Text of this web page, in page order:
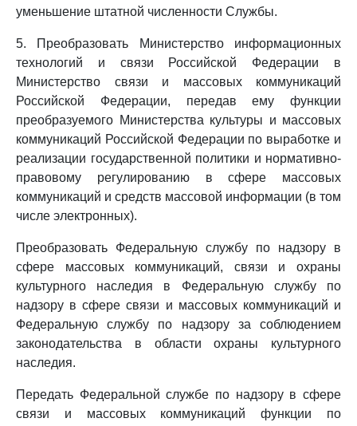
уменьшение штатной численности Службы.
5. Преобразовать Министерство информационных
технологий и связи Российской Федерации в
Министерство связи и массовых коммуникаций
Российской Федерации, передав ему функции
преобразуемого Министерства культуры и массовых
коммуникаций Российской Федерации по выработке и
реализации государственной политики и нормативно-
правовому регулированию в сфере массовых
коммуникаций и средств массовой информации (в том
числе электронных).
Преобразовать Федеральную службу по надзору в
сфере массовых коммуникаций, связи и охраны
культурного наследия в Федеральную службу по
надзору в сфере связи и массовых коммуникаций и
Федеральную службу по надзору за соблюдением
законодательства в области охраны культурного
наследия.
Передать Федеральной службе по надзору в сфере
связи и массовых коммуникаций функции по